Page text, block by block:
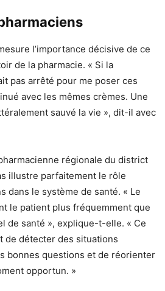
l’importance décisive de ce
de la pharmacie. « Si la
pas arrêté pour me poser ces
avec les mêmes crèmes. Une
sauvé la vie », dit-il avec
régionale du district
illustre parfaitement le rôle
dans le système de santé. « Le
le patient plus fréquemment que
de santé », explique-t-elle. « Ce
de détecter des situations
bonnes questions et de réorienter
opportun. »